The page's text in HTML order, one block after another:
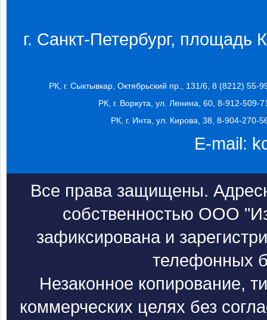
г. Санкт-Петербург, площадь
РК, г. Сыктывкар, Октябрьский пр., 131/6, 8 (8212) 55-
РК, г. Воркута, ул. Ленина, 60, 8-912-509-
РК, г. Инта, ул. Кирова, 38, 8-904-270-
E-mail:
Все права защищены.
собственностью ООО
зафиксирована и
телефонных
Незаконное копирование,
коммерческих целях без